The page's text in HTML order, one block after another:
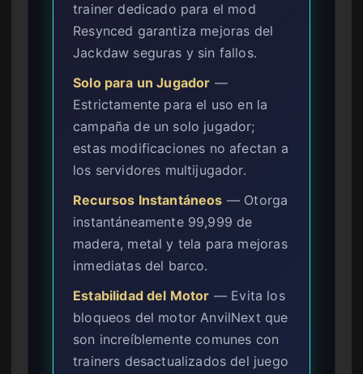
trainer dedicado para el mod
Resynced garantiza mejoras del
Jackdaw seguras y sin fallos.
Solo para un Jugador —
Estrictamente para el uso en la
campaña de un solo jugador;
estas modificaciones no afectan a
los servidores multijugador.
Recursos Instantáneos — Otorga
instantáneamente 99,999 de
madera, metal y tela para mejoras
inmediatas del barco.
Estabilidad del Motor — Evita los
bloqueos del motor AnvilNext que
son increíblemente comunes con
trainers desactualizados del juego